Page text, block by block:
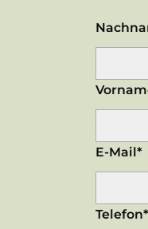
E-Mail*
Telefon*